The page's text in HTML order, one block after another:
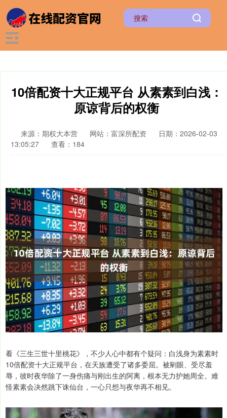
10倍配资十大正规平台 从素素到白浅：
原谅背后的权衡
来源：期权大本营 网站：富深所配资
日期：2026-02-03
13:05:27
查看：184
看《三生三世十里桃花》，不少人心中都有个疑问：白浅身为素素时
10倍配资十大正规平台，在天族遭受了诸多委屈。被剜眼、受尽羞
辱，彼时夜华除了一身伤痛与刚出生的阿离，根本无力护她周全。难
怪素素会决然跳下诛仙台，一心只想与夜华再不相见。